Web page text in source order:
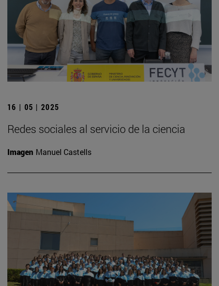
16 | 05 | 2025
Redes sociales al servicio de la ciencia
Imagen Manuel Castells